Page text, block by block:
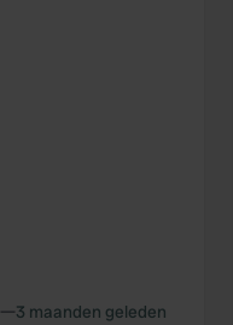
—3 maanden geleden